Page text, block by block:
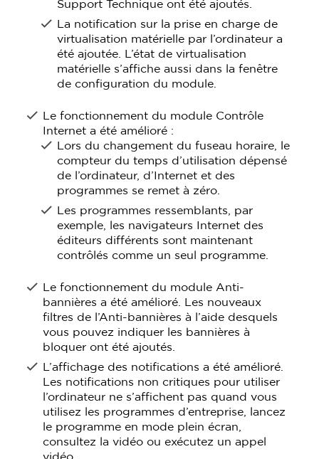
Support Technique ont été ajoutés.
La notification sur la prise en charge de
virtualisation matérielle par l’ordinateur a
été ajoutée. L’état de virtualisation
matérielle s’affiche aussi dans la fenêtre
de configuration du module.
Le fonctionnement du module Contrôle
Internet a été amélioré :
Lors du changement du fuseau horaire, le
compteur du temps d’utilisation dépensé
de l’ordinateur, d’Internet et des
programmes se remet à zéro.
Les programmes ressemblants, par
exemple, les navigateurs Internet des
éditeurs différents sont maintenant
contrôlés comme un seul programme.
Le fonctionnement du module Anti-
bannières a été amélioré. Les nouveaux
filtres de l’Anti-bannières à l’aide desquels
vous pouvez indiquer les bannières à
bloquer ont été ajoutés.
L’affichage des notifications a été amélioré.
Les notifications non critiques pour utiliser
l’ordinateur ne s’affichent pas quand vous
utilisez les programmes d’entreprise, lancez
le programme en mode plein écran,
consultez la vidéo ou exécutez un appel